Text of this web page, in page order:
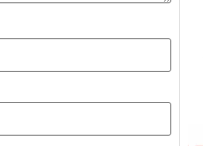
बिटकॉइन मनी लॉन्ड्रिंग केस में
शेयर करें -